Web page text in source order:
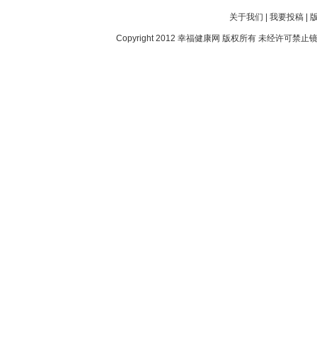
关于我们 我要投稿|
Copyright 2012 幸福健康网 版权所有 未经许可禁止